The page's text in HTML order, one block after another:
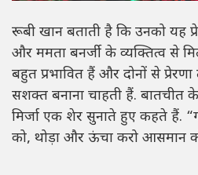
रूबी खान बताती है कि उनको यह
और ममता बनर्जी के व्यक्तित्व से
बहुत प्रभावित हैं और दोनों से
सशक्त बनाना चाहती हैं. बातचीत
मिर्जा एक शेर सुनाते हुए कहते हैं.
को, थोड़ा और ऊंचा करो आसमान